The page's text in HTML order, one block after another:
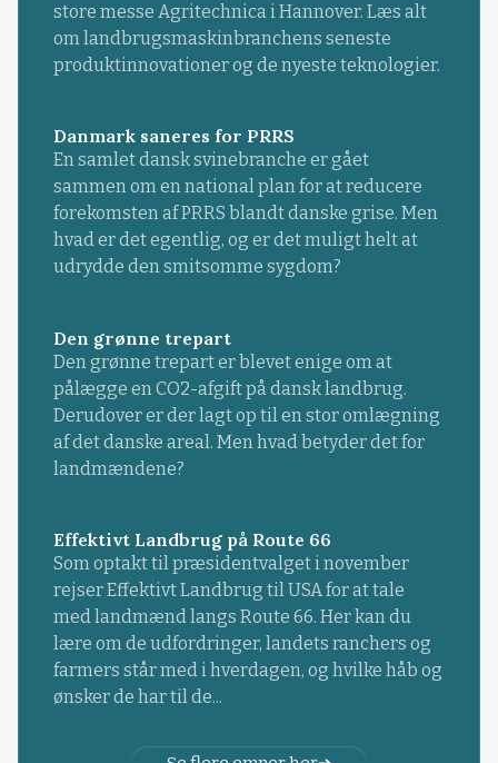
store messe Agritechnica i Hannover. Læs alt
om landbrugsmaskinbranchens seneste
produktinnovationer og de nyeste teknologier.
Danmark saneres for PRRS
En samlet dansk svinebranche er gået
sammen om en national plan for at reducere
forekomsten af PRRS blandt danske grise. Men
hvad er det egentlig, og er det muligt helt at
udrydde den smitsomme sygdom?
Den grønne trepart
Den grønne trepart er blevet enige om at
pålægge en CO2-afgift på dansk landbrug.
Derudover er der lagt op til en stor omlægning
af det danske areal. Men hvad betyder det for
landmændene?
Effektivt Landbrug på Route 66
Som optakt til præsidentvalget i november
rejser Effektivt Landbrug til USA for at tale
med landmænd langs Route 66. Her kan du
lære om de udfordringer, landets ranchers og
farmers står med i hverdagen, og hvilke håb og
ønsker de har til de...